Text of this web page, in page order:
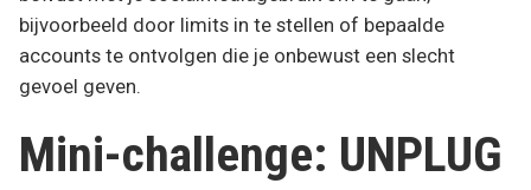
bijvoorbeeld door limits in te stellen of bepaalde
accounts te ontvolgen die je onbewust een slecht
gevoel geven.
Mini-challenge: UNPLUG